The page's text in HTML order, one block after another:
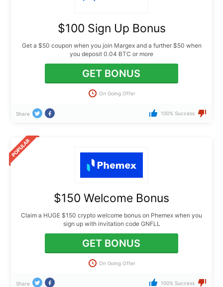
$100 Sign Up Bonus
Get a $50 coupon when you join Margex and a further $50 when
you deposit 0.04 BTC or more
GET BONUS
On Going Offer
Share 100% Success
$150 Welcome Bonus
Claim a HUGE $150 crypto welcome bonus on Phemex when you
sign up with invitation code GNFLL
GET BONUS
On Going Offer
Share 100% Success